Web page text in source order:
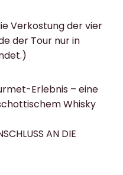
Verkostung der vier
der Tour nur in
Erlebnis – eine
Whisky
AN DIE